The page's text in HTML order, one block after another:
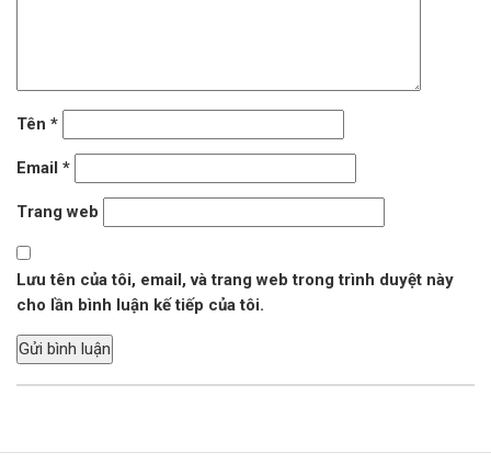
Tên *
Email *
Trang web
Lưu tên của tôi, email, và trang web trong trình duyệt này
cho lần bình luận kế tiếp của tôi.